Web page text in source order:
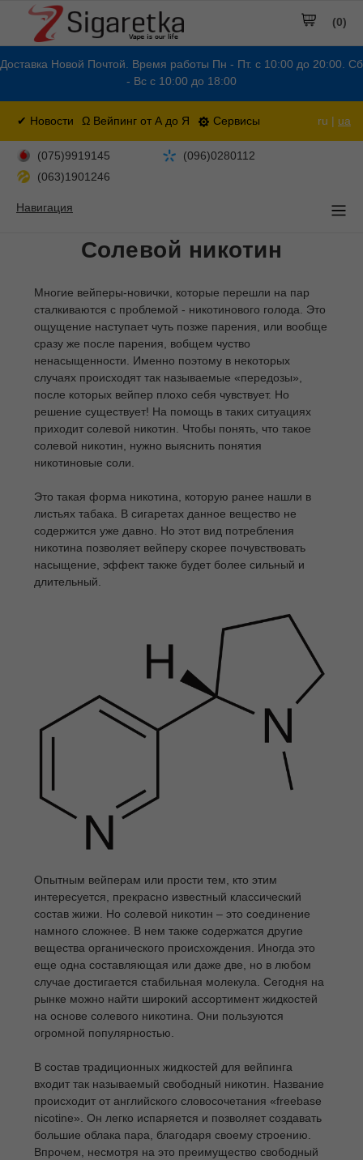
Доставка Новой Почтой. Время работы Пн - Пт. с 10:00 до 20:00. Сб
- Вс с 10:00 до 18:00
✔ Новости Ω Вейпинг от А до Я Сервисы ru | ua
(0)
(075)9919145
(096)0280112
(063)1901246
Навигация
Солевой никотин
Многие вейперы-новички, которые перешли на пар
сталкиваются с проблемой - никотинового голода. Это
ощущение наступает чуть позже парения, или вообще
сразу же после парения, вобщем чуство
ненасыщенности. Именно поэтому в некоторых
случаях происходят так называемые «передозы»,
после которых вейпер плохо себя чувствует. Но
решение существует! На помощь в таких ситуациях
приходит солевой никотин. Чтобы понять, что такое
солевой никотин, нужно выяснить понятия
никотиновые соли.
Это такая форма никотина, которую ранее нашли в
листьях табака. В сигаретах данное вещество не
содержится уже давно. Но этот вид потребления
никотина позволяет вейперу скорее почувствовать
насыщение, эффект также будет более сильный и
длительный.
Опытным вейперам или прости тем, кто этим
интересуется, прекрасно известный классический
состав жижи. Но солевой никотин – это соединение
намного сложнее. В нем также содержатся другие
вещества органического происхождения. Иногда это
еще одна составляющая или даже две, но в любом
случае достигается стабильная молекула. Сегодня на
рынке можно найти широкий ассортимент жидкостей
на основе солевого никотина. Они пользуются
огромной популярностью.
В состав традиционных жидкостей для вейпинга
входит так называемый свободный никотин. Название
происходит от английского словосочетания «freebase
nicotine». Он легко испаряется и позволяет создавать
большие облака пара, благодаря своему строению.
Впрочем, несмотря на это преимущество свободный